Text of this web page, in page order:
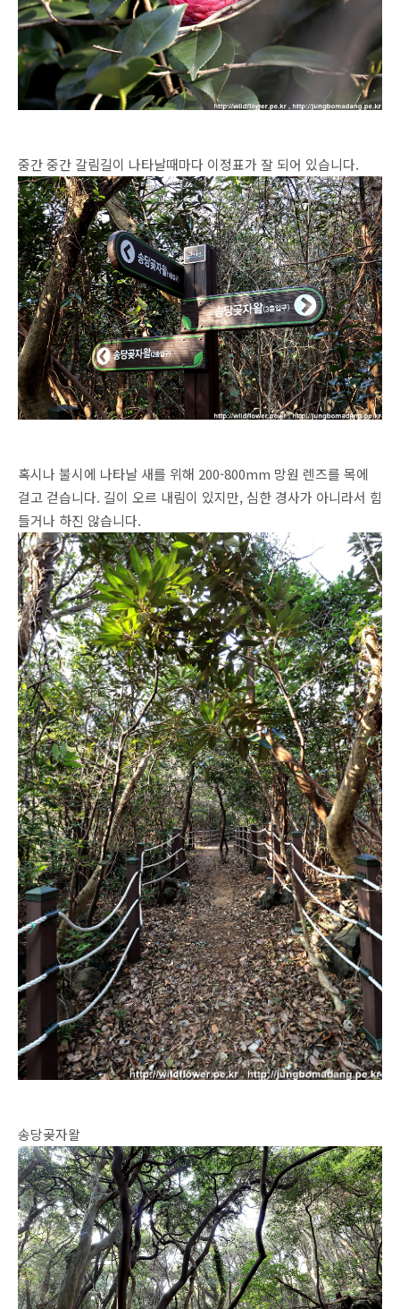
중간 중간 갈림길이 나타날때마다 이정표가 잘 되어 있습니다.
혹시나 불시에 나타날 새를 위해 200-800mm 망원 렌즈를 목에
걸고 걷습니다. 길이 오르 내림이 있지만, 심한 경사가 아니라서 힘
들거나 하진 않습니다.
송당곶자왈